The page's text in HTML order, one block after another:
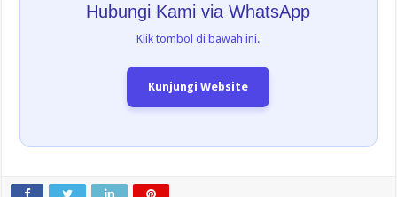
Hubungi Kami via WhatsApp
Klik tombol di bawah ini.
Kunjungi Website